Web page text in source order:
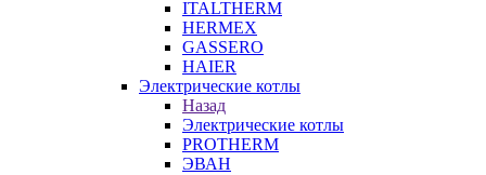
ITALTHERM
HERMEX
GASSERO
HAIER
Электрические котлы
Назад
Электрические котлы
PROTHERM
ЭВАН